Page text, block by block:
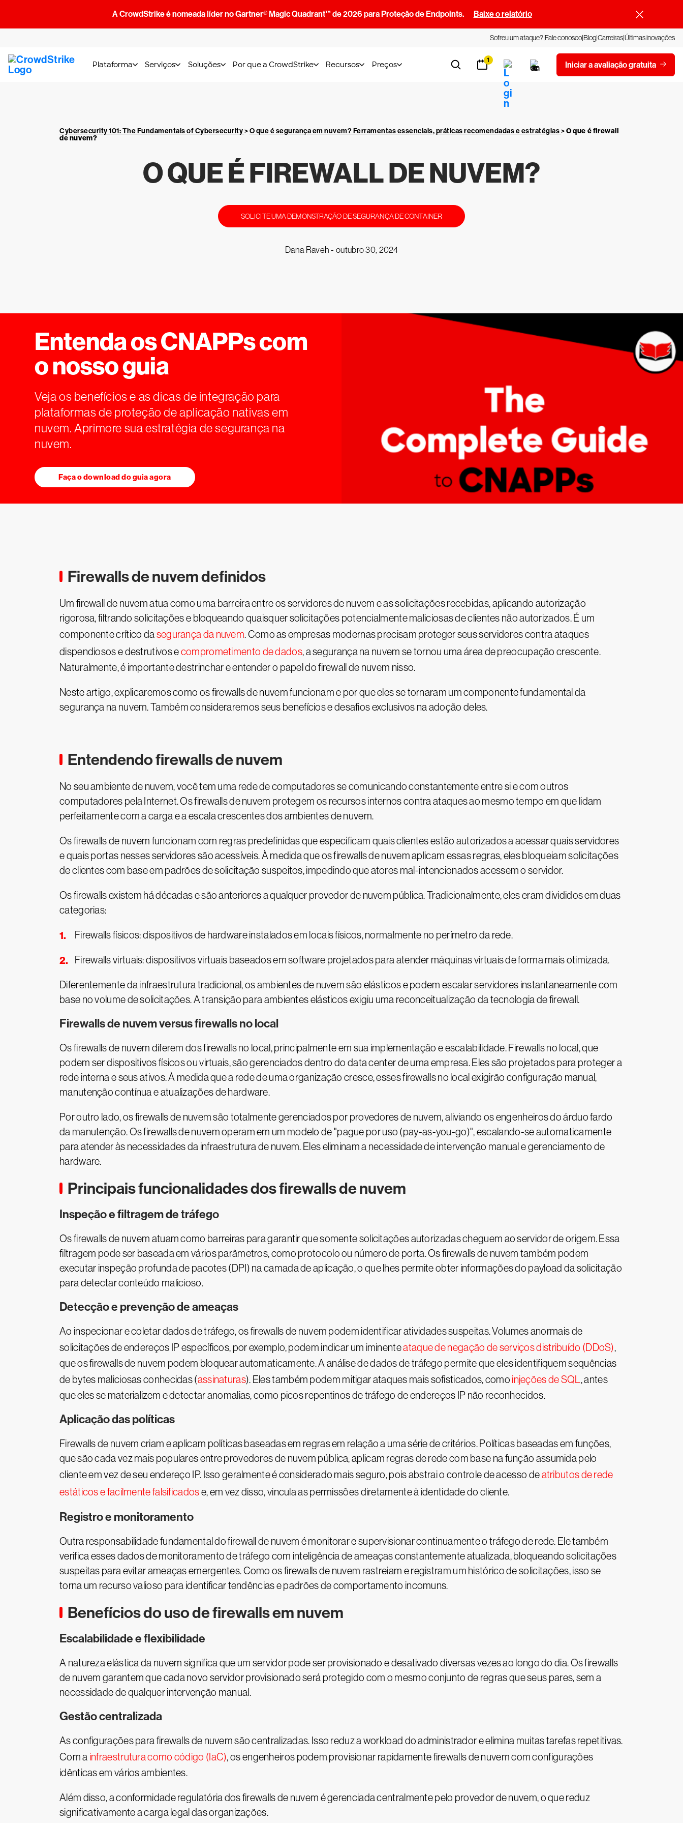
A CrowdStrike é nomeada líder no Gartner® Magic Quadrant™ de 2026 para Proteção de Endpoints. Baixe o relatório
Sofreu um ataque?Fale conoscoBlogCarreirasÚltimas inovações
Plataforma Serviços Soluções Por que a CrowdStrike Recursos Preços 1 Iniciar a avaliação gratuita
Cybersecurity 101: The Fundamentals of Cybersecurity>O que é segurança em nuvem? Ferramentas essenciais, práticas recomendadas e estratégias>O que é firewall
de nuvem?
O QUE É FIREWALL DE NUVEM?
SOLICITE UMA DEMONSTRAÇÃO DE SEGURANÇA DE CONTAINER
Dana Raveh -outubro 30, 2024
Entenda os CNAPPs com
o nosso guia
Veja os benefícios e as dicas de integração para
plataformas de proteção de aplicação nativas em
nuvem. Aprimore sua estratégia de segurança na
nuvem.
Faça o download do guia agora
Firewalls de nuvem definidos
Um firewall de nuvem atua como uma barreira entre os servidores de nuvem e as solicitações recebidas, aplicando autorização
rigorosa, filtrando solicitações e bloqueando quaisquer solicitações potencialmente maliciosas de clientes não autorizados. É um
componente crítico da segurança da nuvem. Como as empresas modernas precisam proteger seus servidores contra ataques
dispendiosos e destrutivos ecomprometimento de dados, a segurança na nuvem se tornou uma área de preocupação crescente.
Naturalmente, é importante destrinchar e entender o papel do firewall de nuvem nisso.
Neste artigo, explicaremos como os firewalls de nuvem funcionam e por que eles se tornaram um componente fundamental da
segurança na nuvem. Também consideraremos seus benefícios e desafios exclusivos na adoção deles.
Entendendo firewalls de nuvem
No seu ambiente de nuvem, você tem uma rede de computadores se comunicando constantemente entre si e com outros
computadores pela Internet. Os firewalls de nuvem protegem os recursos internos contra ataques ao mesmo tempo em que lidam
perfeitamente com a carga e a escala crescentes dos ambientes de nuvem.
Os firewalls de nuvem funcionam com regras predefinidas que especificam quais clientes estão autorizados a acessar quais servidores
e quais portas nesses servidores são acessíveis. À medida que os firewalls de nuvem aplicam essas regras, eles bloqueiam solicitações
de clientes com base em padrões de solicitação suspeitos, impedindo que atores mal-intencionados acessem o servidor.
Os firewalls existem há décadas e são anteriores a qualquer provedor de nuvem pública. Tradicionalmente, eles eram divididos em duas
categorias:
Firewalls físicos: dispositivos de hardware instalados em locais físicos, normalmente no perímetro da rede.
Firewalls virtuais: dispositivos virtuais baseados em software projetados para atender máquinas virtuais de forma mais otimizada.
Diferentemente da infraestrutura tradicional, os ambientes de nuvem são elásticos e podem escalar servidores instantaneamente com
base no volume de solicitações. A transição para ambientes elásticos exigiu uma reconceitualização da tecnologia de firewall.
Firewalls de nuvem versus firewalls no local
Os firewalls de nuvem diferem dos firewalls no local, principalmente em sua implementação e escalabilidade. Firewalls no local, que
podem ser dispositivos físicos ou virtuais, são gerenciados dentro do data center de uma empresa. Eles são projetados para proteger a
rede interna e seus ativos. À medida que a rede de uma organização cresce, esses firewalls no local exigirão configuração manual,
manutenção contínua e atualizações de hardware.
Por outro lado, os firewalls de nuvem são totalmente gerenciados por provedores de nuvem, aliviando os engenheiros do árduo fardo
da manutenção. Os firewalls de nuvem operam em um modelo de "pague por uso (pay-as-you-go)", escalando-se automaticamente
para atender às necessidades da infraestrutura de nuvem. Eles eliminam a necessidade de intervenção manual e gerenciamento de
hardware.
Principais funcionalidades dos firewalls de nuvem
Inspeção e filtragem de tráfego
Os firewalls de nuvem atuam como barreiras para garantir que somente solicitações autorizadas cheguem ao servidor de origem. Essa
filtragem pode ser baseada em vários parâmetros, como protocolo ou número de porta. Os firewalls de nuvem também podem
executar inspeção profunda de pacotes (DPI) na camada de aplicação, o que lhes permite obter informações do payload da solicitação
para detectar conteúdo malicioso.
Detecção e prevenção de ameaças
Ao inspecionar e coletar dados de tráfego, os firewalls de nuvem podem identificar atividades suspeitas. Volumes anormais de
solicitações de endereços IP específicos, por exemplo, podem indicar um iminenteataque de negação de serviços distribuído (DDoS),
que os firewalls de nuvem podem bloquear automaticamente. A análise de dados de tráfego permite que eles identifiquem sequências
de bytes maliciosas conhecidas (assinaturas). Eles também podem mitigar ataques mais sofisticados, como injeções de SQL, antes
que eles se materializem e detectar anomalias, como picos repentinos de tráfego de endereços IP não reconhecidos.
Aplicação das políticas
Firewalls de nuvem criam e aplicam políticas baseadas em regras em relação a uma série de critérios. Políticas baseadas em funções,
que são cada vez mais populares entre provedores de nuvem pública, aplicam regras de rede com base na função assumida pelo
cliente em vez de seu endereço IP. Isso geralmente é considerado mais seguro, pois abstrai o controle de acesso deatributos de rede
estáticos e facilmente falsificadose, em vez disso, vincula as permissões diretamente à identidade do cliente.
Registro e monitoramento
Outra responsabilidade fundamental do firewall de nuvem é monitorar e supervisionar continuamente o tráfego de rede. Ele também
verifica esses dados de monitoramento de tráfego com inteligência de ameaças constantemente atualizada, bloqueando solicitações
suspeitas para evitar ameaças emergentes. Como os firewalls de nuvem rastreiam e registram um histórico de solicitações, isso se
torna um recurso valioso para identificar tendências e padrões de comportamento incomuns.
Benefícios do uso de firewalls em nuvem
Escalabilidade e flexibilidade
A natureza elástica da nuvem significa que um servidor pode ser provisionado e desativado diversas vezes ao longo do dia. Os firewalls
de nuvem garantem que cada novo servidor provisionado será protegido com o mesmo conjunto de regras que seus pares, sem a
necessidade de qualquer intervenção manual.
Gestão centralizada
As configurações para firewalls de nuvem são centralizadas. Isso reduz a workload do administrador e elimina muitas tarefas repetitivas.
Com a infraestrutura como código (IaC), os engenheiros podem provisionar rapidamente firewalls de nuvem com configurações
idênticas em vários ambientes.
Além disso, a conformidade regulatória dos firewalls de nuvem é gerenciada centralmente pelo provedor de nuvem, o que reduz
significativamente a carga legal das organizações.